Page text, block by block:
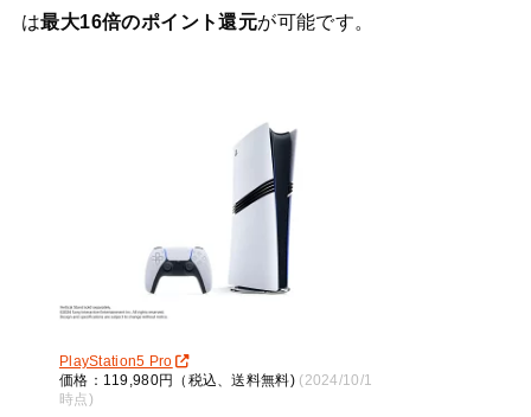
は最大16倍のポイント還元が可能です。
PlayStation5 Pro
価格：119,980円（税込、送料無料) (2024/10/1
時点)